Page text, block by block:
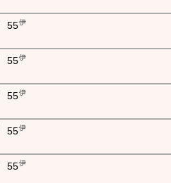
55伊
55伊
55伊
55伊
55伊